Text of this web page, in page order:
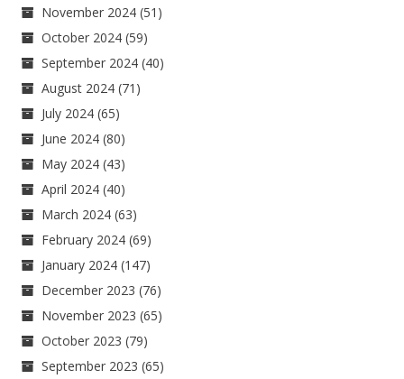
November 2024 (51)
October 2024 (59)
September 2024 (40)
August 2024 (71)
July 2024 (65)
June 2024 (80)
May 2024 (43)
April 2024 (40)
March 2024 (63)
February 2024 (69)
January 2024 (147)
December 2023 (76)
November 2023 (65)
October 2023 (79)
September 2023 (65)